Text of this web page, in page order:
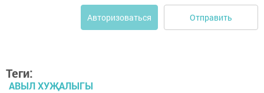
Авторизоваться Отправить
Теги:
АВЫЛ ХУҖАЛЫГЫ